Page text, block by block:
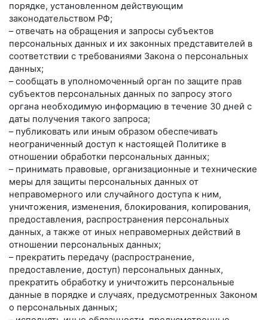
порядке, установленном действующим
законодательством РФ;
– отвечать на обращения и запросы субъектов
персональных данных и их законных представителей в
соответствии с требованиями Закона о персональных
данных;
– сообщать в уполномоченный орган по защите прав
субъектов персональных данных по запросу этого
органа необходимую информацию в течение 30 дней с
даты получения такого запроса;
– публиковать или иным образом обеспечивать
неограниченный доступ к настоящей Политике в
отношении обработки персональных данных;
– принимать правовые, организационные и технические
меры для защиты персональных данных от
неправомерного или случайного доступа к ним,
уничтожения, изменения, блокирования, копирования,
предоставления, распространения персональных
данных, а также от иных неправомерных действий в
отношении персональных данных;
– прекратить передачу (распространение,
предоставление, доступ) персональных данных,
прекратить обработку и уничтожить персональные
данные в порядке и случаях, предусмотренных Законом
о персональных данных;